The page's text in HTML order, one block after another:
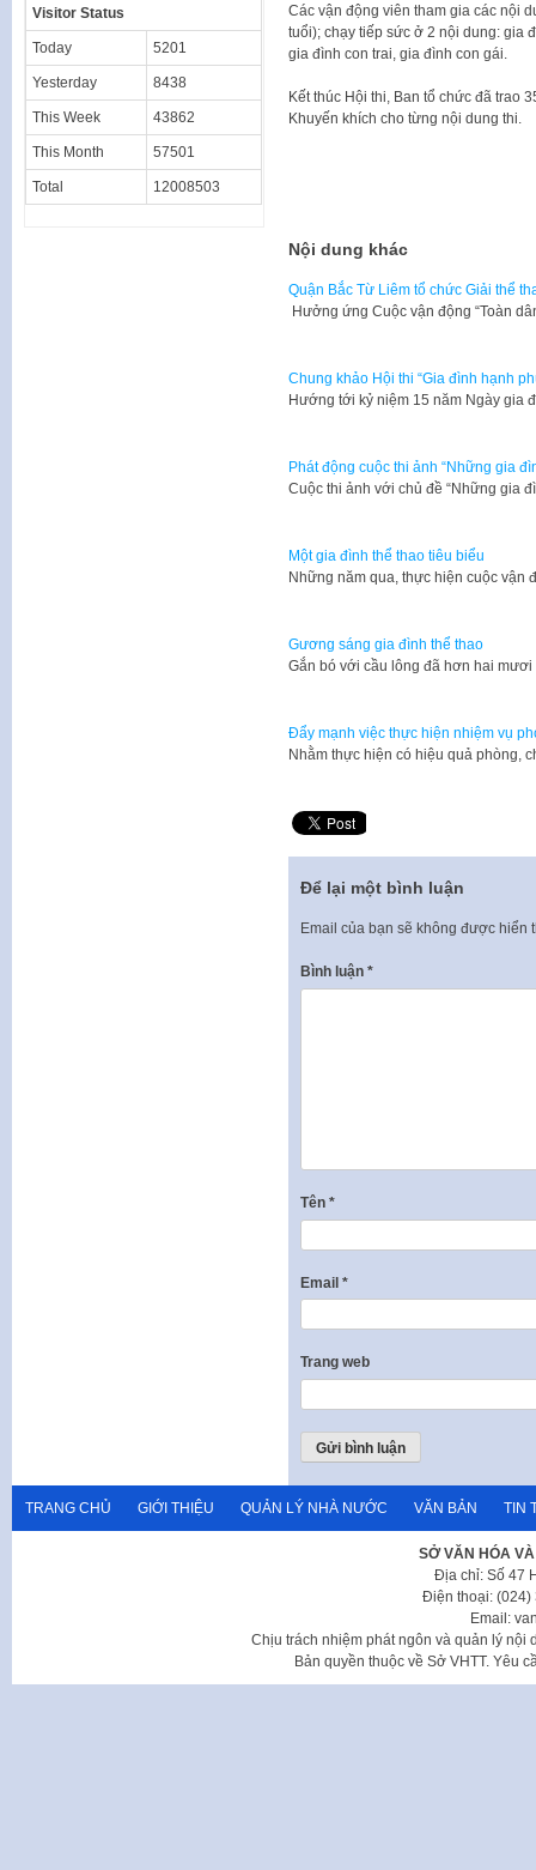
Các vận động viên tham gia các nội
tuổi); chạy tiếp sức ở 2 nội dung: gia
gia đình con trai, gia đình con gái.
Kết thúc Hội thi, Ban tổ chức đã trao
Khuyến khích cho từng nội dung thi.
Nội dung khác
Quận Bắc Từ Liêm tổ chức Giải thể
Hưởng ứng Cuộc vận động “Toàn
Chung khảo Hội thi “Gia đình hạnh
Hướng tới kỷ niệm 15 năm Ngày gia
Phát động cuộc thi ảnh “Những gia
Cuộc thi ảnh với chủ đề “Những gia
Một gia đình thể thao tiêu biểu
Những năm qua, thực hiện cuộc vận
Gương sáng gia đình thể thao
Gắn bó với cầu lông đã hơn hai
Đẩy mạnh việc thực hiện nhiệm vụ
​Nhằm thực hiện có hiệu quả phòng,
Để lại một bình luận
Email của bạn sẽ không được hiển
Bình luận *
Tên *
Email *
Trang web
Visitor Status
Today 5201
Yesterday 8438
This Week 43862
This Month 57501
Total 12008503
TRANG CHỦ GIỚI THIỆU QUẢN LÝ NHÀ NƯỚC VĂN BẢN TIN
SỞ VĂN HÓA
Địa chỉ: Số 47
Điện thoại: (024)
Email:
Chịu trách nhiệm phát ngôn và quản lý nội
Bản quyền thuộc về Sở VHTT. Yêu